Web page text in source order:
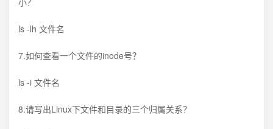
ls -lh 文件名
7.如何查看一个文件的inode号？
ls -i 文件名
8.请写出Linux下文件和目录的三个归属关系？